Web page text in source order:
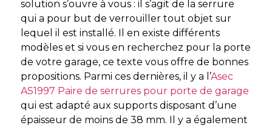
solution s’ouvre à vous : il s’agit de la serrure
qui a pour but de verrouiller tout objet sur
lequel il est installé. Il en existe différents
modèles et si vous en recherchez pour la porte
de votre garage, ce texte vous offre de bonnes
propositions. Parmi ces dernières, il y a l’Asec
AS1997 Paire de serrures pour porte de garage
qui est adapté aux supports disposant d’une
épaisseur de moins de 38 mm. Il y a également